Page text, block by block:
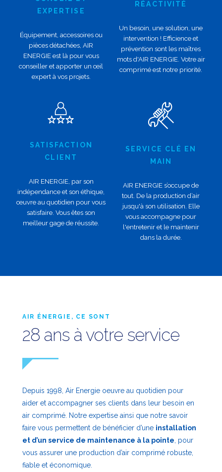
EXPERTISE
Équipement, accessoires ou
pièces détachées, AIR
ENERGIE est là pour vous
conseiller et apporter un œil
expert à vos projets.
RÉACTIVITÉ
Un besoin, une solution, une
intervention ! Efficience et
prévention sont les maîtres
mots d'AIR ENERGIE. Votre air
comprimé est notre priorité.
SATISFACTION
CLIENT
AIR ENERGIE, par son
indépendance et son éthique,
œuvre au quotidien pour vous
satisfaire. Vous êtes son
meilleur gage de réussite.
SERVICE CLÉ EN
MAIN
AIR ENERGIE s’occupe de
tout. De la production d’air
jusqu'à son utilisation. Elle
vous accompagne pour
l'entretenir et le maintenir
dans la durée.
AIR ÉNERGIE, CE SONT
28 ans à votre service
Depuis 1998, Air Energie oeuvre au quotidien pour
aider et accompagner ses clients dans leur besoin en
air comprimé. Notre expertise ainsi que notre savoir
faire vous permettent de bénéficier d’une installation
et d’un service de maintenance à la pointe , pour
vous assurer une production d’air comprimé robuste,
fiable et économique.